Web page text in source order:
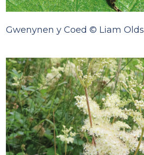
Gwenynen y Coed © Liam Olds